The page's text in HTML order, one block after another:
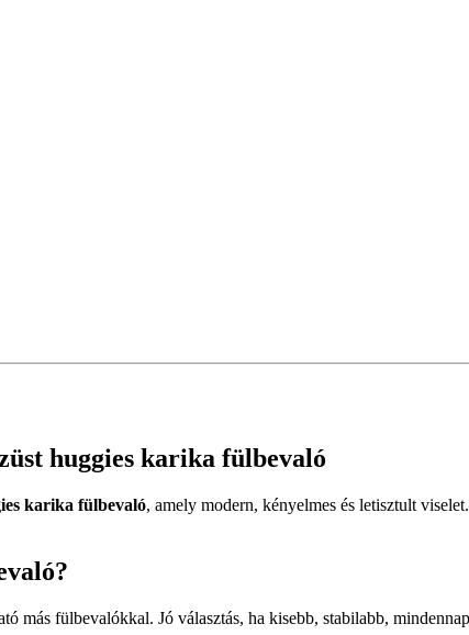
huggies karika fülbevaló
karika fülbevaló, amely modern, kényelmes és letisztult
más fülbevalókkal. Jó választás, ha kisebb, stabilabb,